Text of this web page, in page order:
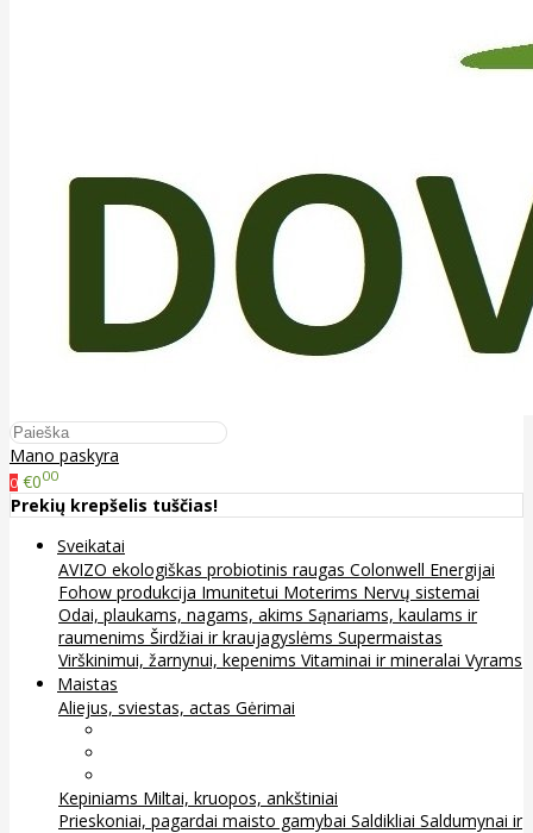
Mano paskyra
0 €000
Prekių krepšelis tuščias!
Sveikatai
AVIZO ekologiškas probiotinis raugas Colonwell Energijai
Fohow produkcija Imunitetui Moterims Nervų sistemai
Odai, plaukams, nagams, akims Sąnariams, kaulams ir
raumenims Širdžiai ir kraujagyslėms Supermaistas
Virškinimui, žarnynui, kepenims Vitaminai ir mineralai Vyrams
Maistas
Aliejus, sviestas, actas Gėrimai
Kepiniams Miltai, kruopos, ankštiniai
Prieskoniai, pagardai maisto gamybai Saldikliai Saldumynai ir